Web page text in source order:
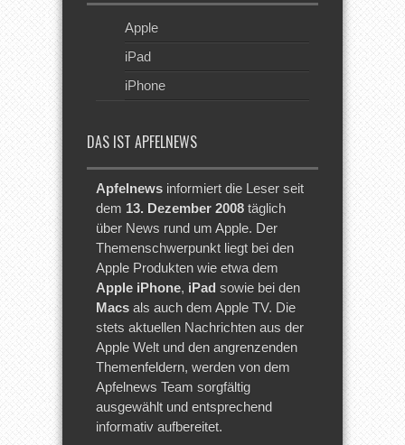
Apple
iPad
iPhone
DAS IST APFELNEWS
Apfelnews informiert die Leser seit
dem 13. Dezember 2008 täglich
über News rund um Apple. Der
Themenschwerpunkt liegt bei den
Apple Produkten wie etwa dem
Apple iPhone, iPad sowie bei den
Macs als auch dem Apple TV. Die
stets aktuellen Nachrichten aus der
Apple Welt und den angrenzenden
Themenfeldern, werden von dem
Apfelnews Team sorgfältig
ausgewählt und entsprechend
informativ aufbereitet.